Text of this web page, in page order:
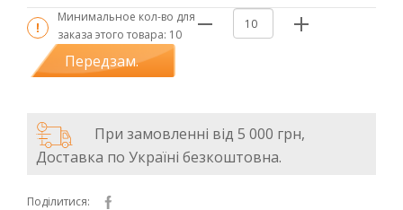
Минимальное кол-во для
заказа этого товара: 10
Передзам.
При замовленні від 5 000 грн,
Доставка по Україні безкоштовна.
Поділитися: